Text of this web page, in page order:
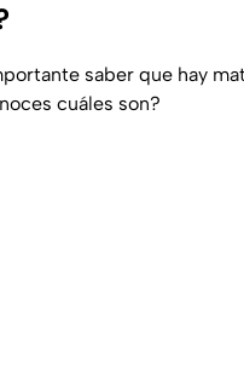
saber que hay
cuáles son?